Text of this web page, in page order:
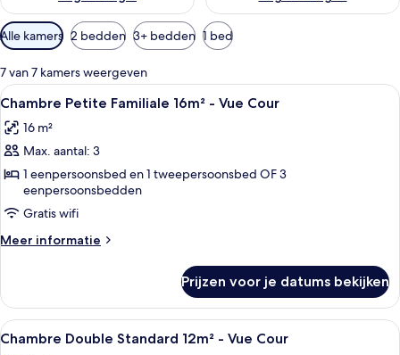
Beschikbare
filters
voor
kamers
Alle kamers 2 bedden 3+ bedden 1 bed
7 van 7 kamers weergeven
Alle
foto's
voor
Chambre
Petite
Familiale
16m²
-
laden
Een hotelkamer met twee bedden,
15
Chambre Petite Familiale 16m² - Vue Cour
16 m²
Max. aantal: 3
1 eenpersoonsbed en 1 tweepersoonsbed OF 3
eenpersoonsbedden
Gratis wifi
Meer informatie
Meer
Petite
Familiale
16m²
Prijzen voor je datums bekijken
Alle
foto's
Een hotelkamer met een bed,
17
Chambre Double Standard 12m² - Vue Cour